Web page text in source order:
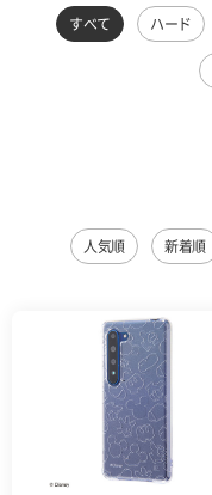
すべて ハード
人気順 新着順